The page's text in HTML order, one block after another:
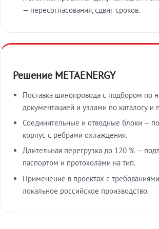
— пересогласования, сдвиг сроков.
Решение METAENERGY
Поставка шинопровода с подбором по
документацией и узлами по каталогу и
Соединительные и отводные блоки — по
корпус с рёбрами охлаждения.
Длительная перегрузка до 120 % —
паспортом и протоколами на тип.
Применение в проектах с
локальное российское производство.